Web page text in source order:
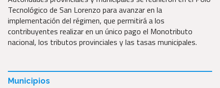
Tecnológico de San Lorenzo para avanzar en la
implementación del régimen, que permitirá a los
contribuyentes realizar en un único pago el Monotributo
nacional, los tributos provinciales y las tasas municipales.
Municipios